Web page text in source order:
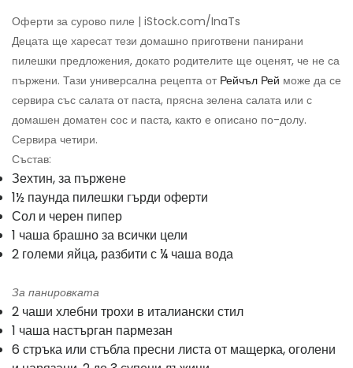
Оферти за сурово пиле | iStock.com/InaTs
Децата ще харесат тези домашно приготвени панирани
пилешки предложения, докато родителите ще оценят, че не са
пържени. Тази универсална рецепта от Рейчъл Рей може да се
сервира със салата от паста, прясна зелена салата или с
домашен доматен сос и паста, както е описано по-долу.
Сервира четири.
Състав:
Зехтин, за пържене
1½ паунда пилешки гърди оферти
Сол и черен пипер
1 чаша брашно за всички цели
2 големи яйца, разбити с ¼ чаша вода
За панировката
2 чаши хлебни трохи в италиански стил
1 чаша настърган пармезан
6 стръка или стъбла пресни листа от мащерка, оголени